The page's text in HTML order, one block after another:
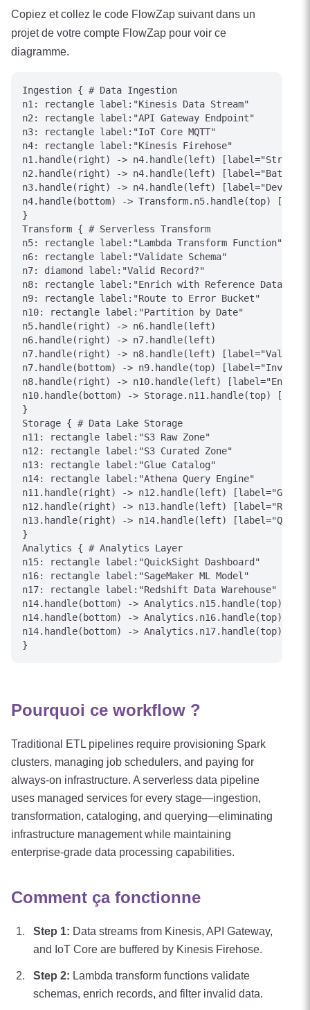
Copiez et collez le code FlowZap suivant dans un
projet de votre compte FlowZap pour voir ce
diagramme.
Ingestion { # Data Ingestion
n1: rectangle label:"Kinesis Data Stream"
n2: rectangle label:"API Gateway Endpoint"
n3: rectangle label:"IoT Core MQTT"
n4: rectangle label:"Kinesis Firehose"
n1.handle(right) -> n4.handle(left) [label="Stream"]
n2.handle(right) -> n4.handle(left) [label="Batch"]
n3.handle(right) -> n4.handle(left) [label="Device
n4.handle(bottom) -> Transform.n5.handle(top)
}
Transform { # Serverless Transform
n5: rectangle label:"Lambda Transform Function"
n6: rectangle label:"Validate Schema"
n7: diamond label:"Valid Record?"
n8: rectangle label:"Enrich with Reference Data"
n9: rectangle label:"Route to Error Bucket"
n10: rectangle label:"Partition by Date"
n5.handle(right) -> n6.handle(left)
n6.handle(right) -> n7.handle(left)
n7.handle(right) -> n8.handle(left) [label="Valid"]
n7.handle(bottom) -> n9.handle(top)
n8.handle(right) -> n10.handle(left)
n10.handle(bottom) -> Storage.n11.handle(top)
}
Storage { # Data Lake Storage
n11: rectangle label:"S3 Raw Zone"
n12: rectangle label:"S3 Curated Zone"
n13: rectangle label:"Glue Catalog"
n14: rectangle label:"Athena Query Engine"
n11.handle(right) -> n12.handle(left) [label="Glue
n12.handle(right) -> n13.handle(left)
n13.handle(right) -> n14.handle(left)
}
Analytics { # Analytics Layer
n15: rectangle label:"QuickSight Dashboard"
n16: rectangle label:"SageMaker ML Model"
n17: rectangle label:"Redshift Data Warehouse"
n14.handle(bottom) -> Analytics.n15.handle(top)
n14.handle(bottom) -> Analytics.n16.handle(top)
n14.handle(bottom) -> Analytics.n17.handle(top)
Pourquoi ce workflow ?
Traditional ETL pipelines require provisioning Spark
clusters, managing job schedulers, and paying for
always-on infrastructure. A serverless data pipeline
uses managed services for every stage—ingestion,
transformation, cataloging, and querying—eliminating
infrastructure management while maintaining
enterprise-grade data processing capabilities.
Comment ça fonctionne
Step 1: Data streams from Kinesis, API Gateway,
and IoT Core are buffered by Kinesis Firehose.
Step 2: Lambda transform functions validate
schemas, enrich records, and filter invalid data.